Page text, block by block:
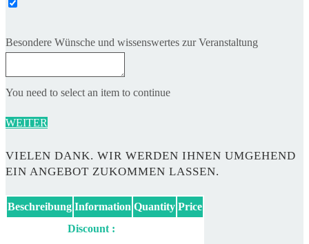
Besondere Wünsche und wissenswertes zur Veranstaltung
You need to select an item to continue
WEITER
VIELEN DANK. WIR WERDEN IHNEN UMGEHEND
EIN ANGEBOT ZUKOMMEN LASSEN.
Beschreibung Information Quantity Price
Discount :